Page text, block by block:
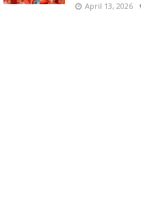
April 13, 2026